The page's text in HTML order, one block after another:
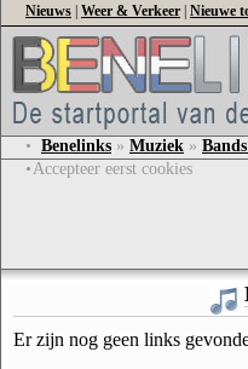
Nieuws Weer & Verkeer Nieuwe
• Benelinks » Muziek »
•Accepteer eerst cookies
Er zijn nog geen links